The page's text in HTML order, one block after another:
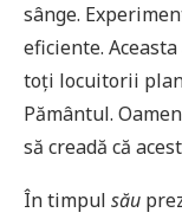
sânge.
eficiente.
toți locuitorii
Pământul.
să creadă că
În timpul său